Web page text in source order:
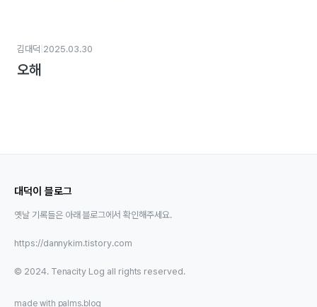
김대덕 2025.03.30
오해
대덕이 블로그
옛날 기록들은 아래 블로그에서 확인해주세요.
https://dannykim.tistory.com
© 2024. Tenacity Log all rights reserved.
made with palms.blog